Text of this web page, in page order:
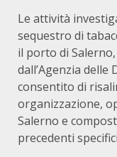
Le attività
sequestro di
il porto di
dall’Agenzia
consentito di
organizzazione,
Salerno e
precedenti